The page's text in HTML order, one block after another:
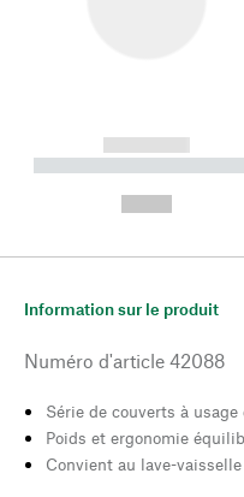
------------
----------- -----------
Information sur le produit
Numéro d'article 42088
Série de couverts à
Poids et ergonomie
Convient au lave-vaisselle